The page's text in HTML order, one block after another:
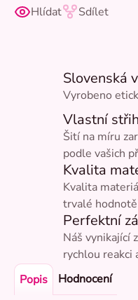
Hlídat Sdílet
Slovenská
Vyrobeno
Vlastní
Šití na míru
podle vašich
Kvalita
Kvalita
trvalé
Perfektní
Náš vynikající
rychlou reakci
Popis
Hodnocení